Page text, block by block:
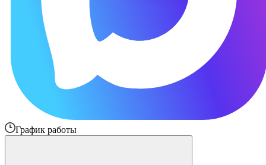
График работы